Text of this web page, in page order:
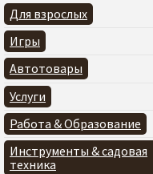
Для взрослых
Игры
Автотовары
Услуги
Работа & Образование
Инструменты & садовая
техника